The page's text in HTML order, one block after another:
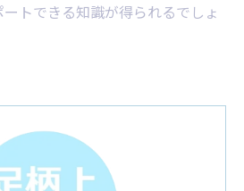
トできる知識が得られるでしょ